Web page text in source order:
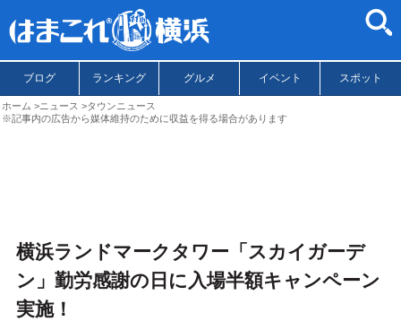
ブログ ランキング グルメ イベント スポット
ホーム ニュース
タウンニュース
※記事内の広告から媒体維持のために収益を得る場合があります
横浜ランドマークタワー「スカイガーデ
ン」勤労感謝の日に入場半額キャンペーン
実施！